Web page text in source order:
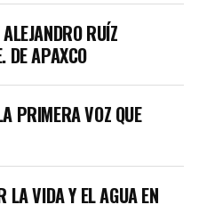
RUÍZ
DE APAXCO
PRIMERA VOZ QUE
LA VIDA Y EL AGUA EN